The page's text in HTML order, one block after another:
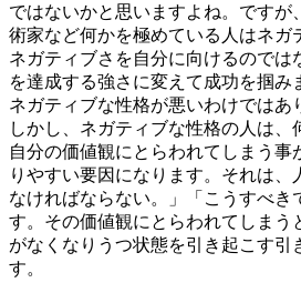
ではないかと思いますよね。ですが
術家など何かを極めている人はネガ
ネガティブさを自分に向けるのでは
を達成する強さに変えて成功を掴み
ネガティブな性格が悪いわけではあ
しかし、ネガティブな性格の人は、
自分の価値観にとらわれてしまう事
りやすい要因になります。それは、
なければならない。」「こうすべき
す。その価値観にとらわれてしまう
がなくなりうつ状態を引き起こす引
す。